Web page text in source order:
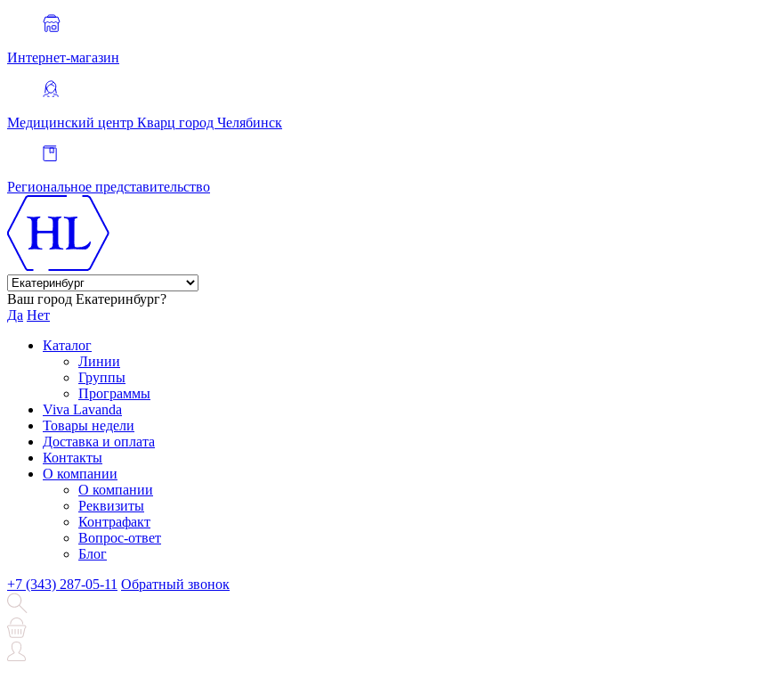
Интернет-магазин
Медицинский центр Кварц город Челябинск
Региональное представительство
Ваш город Екатеринбург?
Да Нет
Каталог
Линии
Группы
Программы
Viva Lavanda
Товары недели
Доставка и оплата
Контакты
О компании
О компании
Реквизиты
Контрафакт
Вопрос-ответ
Блог
+7 (343) 287-05-11 Обратный звонок